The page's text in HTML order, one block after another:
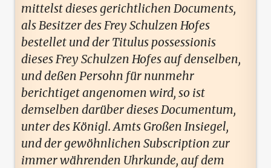
mittelst dieses gerichtlichen Documents,
als Besitzer des Frey Schulzen Hofes
bestellet und der Titulus possessionis
dieses Frey Schulzen Hofes auf denselben,
und deßen Persohn für nunmehr
berichtiget angenomen wird, so ist
demselben darüber dieses Documentum,
unter des Königl. Amts Großen Insiegel,
und der gewöhnlichen Subscription zur
immer währenden Uhrkunde, auf dem